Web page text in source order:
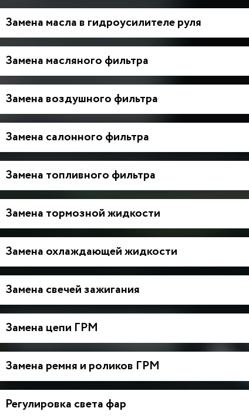
Замена масла в гидроусилителе руля
Замена масляного фильтра
Замена воздушного фильтра
Замена салонного фильтра
Замена топливного фильтра
Замена тормозной жидкости
Замена охлаждающей жидкости
Замена свечей зажигания
Замена цепи ГРМ
Замена ремня и роликов ГРМ
Регулировка света фар